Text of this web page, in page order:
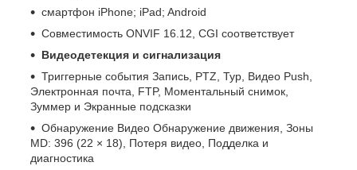
смартфон iPhone; iPad; Android
Совместимость ONVIF 16.12, CGI соответствует
Видеодетекция и сигнализация
Триггерные события Запись, PTZ, Тур, Видео Push,
Электронная почта, FTP, Моментальный снимок,
Зуммер и Экранные подсказки
Обнаружение Видео Обнаружение движения, Зоны
MD: 396 (22 × 18), Потеря видео, Подделка и
диагностика